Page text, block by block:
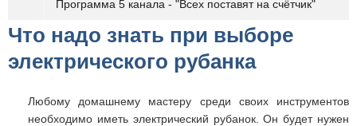
Программа 5 канала - "Всех поставят на счётчик"
Что надо знать при выборе
электрического рубанка
Любому домашнему мастеру среди своих инструментов
необходимо иметь электрический рубанок. Он будет нужен